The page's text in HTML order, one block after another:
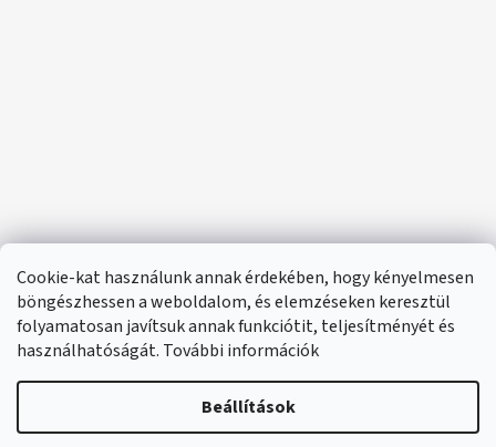
Cookie-kat használunk annak érdekében, hogy kényelmesen
böngészhessen a weboldalom, és elemzéseken keresztül
folyamatosan javítsuk annak funkciótit, teljesítményét és
használhatóságát. További információk
Beállítások